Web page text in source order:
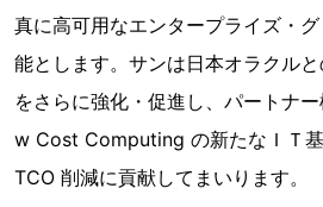
真に高可用なエンタープライズ・
能とします。サンは日本オラクル
をさらに強化・促進し、パートナ
w Cost Computing の新たなＩＴ
TCO 削減に貢献してまいります。